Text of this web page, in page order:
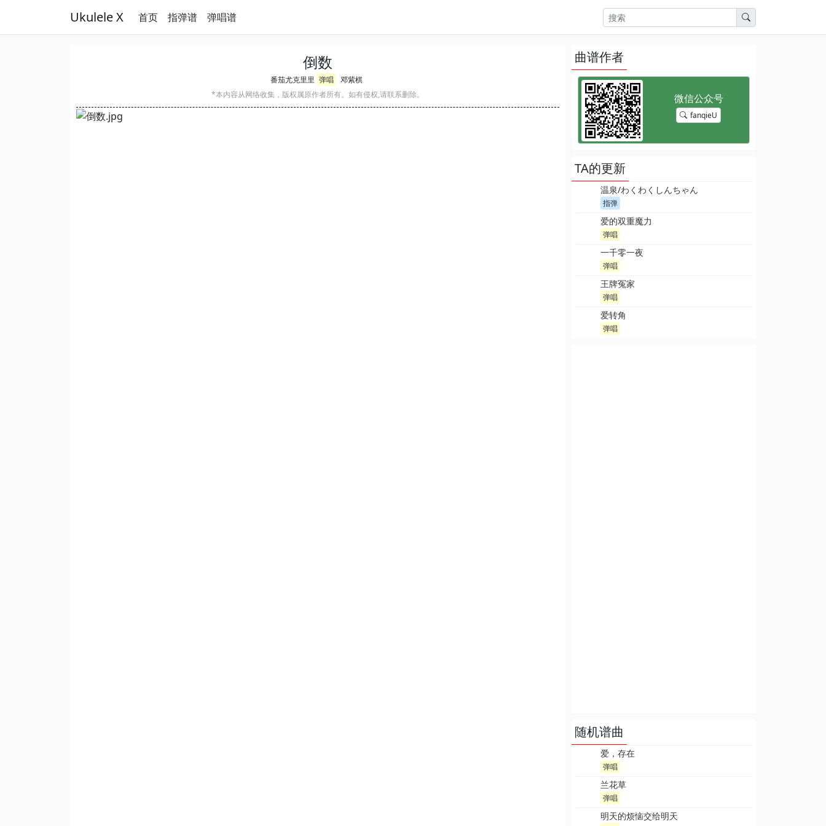
Ukulele X 首页 指弹谱 弹唱谱
倒数
番茄尤克里里 弹唱
邓紫棋
*本内容从网络收集，版权属原作者所有。如有侵权,请联系删除。
曲谱作者
fanqieU
TA的更新
温泉/わくわくしんちゃん
指弹
爱的双重魔力
弹唱
一千零一夜
弹唱
王牌冤家
弹唱
爱转角
弹唱
随机谱曲
爱，存在
弹唱
兰花草
弹唱
明天的烦恼交给明天